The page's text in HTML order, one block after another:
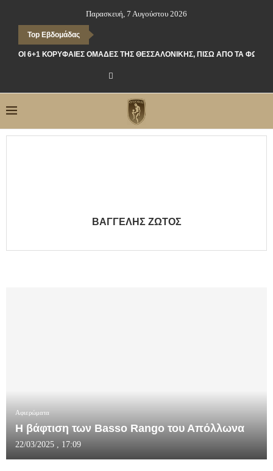
Παρασκευή, 7 Αυγούστου 2026
Top Εβδομάδας
ΟΙ 6+1 ΚΟΡΥΦΑΊΕΣ ΟΜΆΔΕΣ ΤΗΣ ΘΕΣΣΑΛΟΝΊΚΗΣ, ΠΊΣΩ ΑΠΌ ΤΑ ΦΏΤΑ
ΒΑΓΓΈΛΗΣ ΖΏΤΟΣ
Αφιερώματα
Η βάφτιση των Basso Rango του Απόλλωνα
22/03/2025 , 17:09